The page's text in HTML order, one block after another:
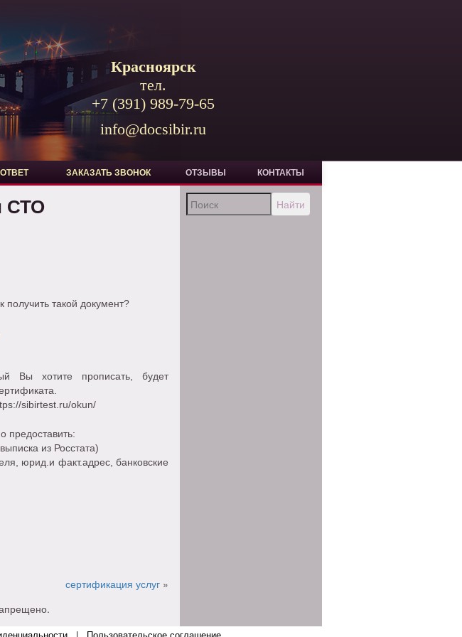
Красноярск
тел.
+7 (391) 989-79-65
info@docsibir.ru
ЗАКАЗАТЬ ЗВОНОК ОТЗЫВЫ КОНТАКТЫ
СТО
получить такой документ?
Вы хотите прописать, будет
sibirtest.ru/okun/
предоставить:
из Росстата)
юрид.и факт.адрес, банковские
сертификация услуг »
Найти